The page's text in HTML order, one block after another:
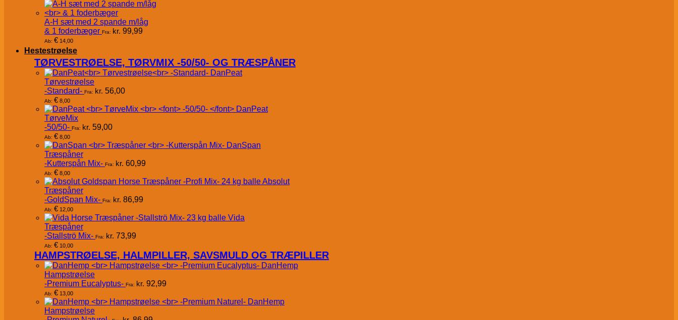
A-H sæt med 2 spande m/låg
& 1 foderbæger Fra: kr. 99,99
Ab: € 14,00
Hestestrøelse
TØRVESTRØELSE, TØRVMIX -50/50- OG TRÆSPÅNER
DanPeat
Tørvestrøelse
-Standard- Fra: kr. 56,00
Ab: € 8,00
DanPeat
TørveMix
-50/50- Fra: kr. 59,00
Ab: € 8,00
DanSpan
Træspåner
-Kutterspån Mix- Fra: kr. 60,99
Ab: € 8,00
Absolut
Træspåner
-GoldSpan Mix- Fra: kr. 86,99
Ab: € 12,00
Vida
Træspåner
-Stallströ Mix- Fra: kr. 73,99
Ab: € 10,00
HAMPSTRØELSE, HALMPILLER, SAVSMULD OG TRÆPILLER
DanHemp
Hampstrøelse
-Premium Eucalyptus- Fra: kr. 92,99
Ab: € 13,00
DanHemp
Hampstrøelse